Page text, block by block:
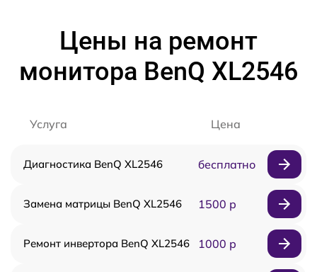
Цены на ремонт
монитора BenQ XL2546
Услуга Цена
Диагностика BenQ XL2546 бесплатно
Замена матрицы BenQ XL2546 1500 р
Ремонт инвертора BenQ XL2546 1000 р